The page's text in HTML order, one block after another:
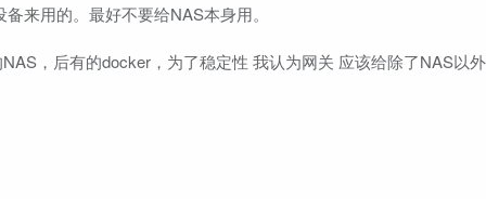
来用的。最好不要给NAS本身用。
，后有的docker，为了稳定性 我认为网关 应该给除了NAS以